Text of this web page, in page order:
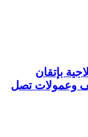
بإتقان
أو الفرنسية راتب 33 ألف وعمولات تصل